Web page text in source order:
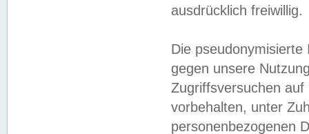
ausdrücklich freiwillig.
Die
gegen unsere
Zugriffsversuchen
vorbehalten, unter
personenbezogenen